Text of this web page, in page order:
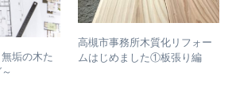
垢の木た
高槻市事務所木質化リフォー
ムはじめました①板張り編